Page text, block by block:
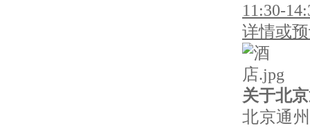
11:30-
详情或
关于北
北京通